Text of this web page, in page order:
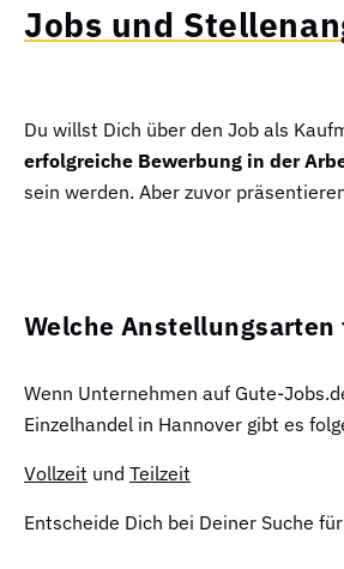
Jobs und
Du willst Dich über den Job als
erfolgreiche Bewerbung in der
sein werden. Aber zuvor
Welche
Wenn Unternehmen auf Gute-
Einzelhandel in Hannover gibt es
Vollzeit und Teilzeit
Entscheide Dich bei Deiner Suche